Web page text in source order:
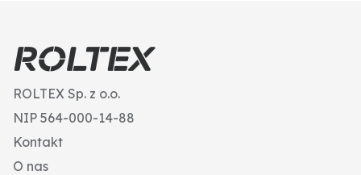
ROLTEX Sp. z o.o.
NIP 564-000-14-88
Kontakt
O nas